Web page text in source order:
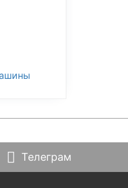
Телеграм